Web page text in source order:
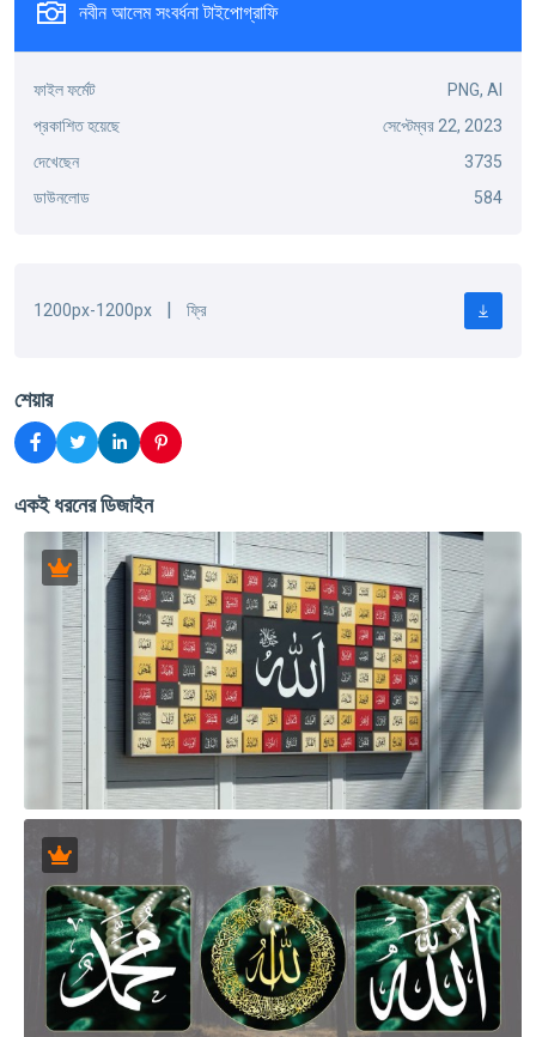
নবীন আলেম সংবর্ধনা টাইপোগ্রাফি
ফাইল ফর্মেট
PNG, AI
প্রকাশিত হয়েছে
সেপ্টেম্বর 22, 2023
দেখেছেন
3735
ডাউনলোড
584
1200px-1200px | ফ্রি
শেয়ার
একই ধরনের ডিজাইন